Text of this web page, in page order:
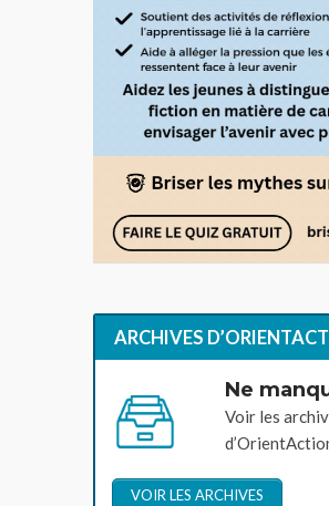
ARCHIVES
Ne
Voir les
VOIR LES ARCHIVES